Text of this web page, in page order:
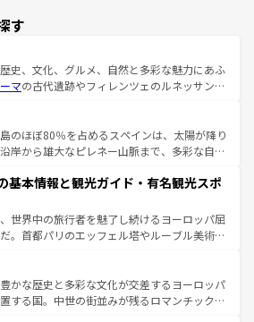
す
史、文化、グルメ、自然と多彩な魅力にあふ
マの古代遺跡やフィレンツェのルネッサンス
ーナの美しい田園風景やアマルフィ海岸の絶
景観も見逃せない。観光の合間には、本場の
など、絶品のイタリア料理を堪能することも
イタリアで、忘れられない旅をしてみよう！
イタリア情報は
のほぼ80％を占めるスペインは、太陽が降り
岸から雄大なピレネー山脈まで、多彩な自然
この国では、情熱的なフラメンコ、熱気あふ
して美味しいタパスが生活の一部となってい
リードの洗練された雰囲気や、バルセロナの
た街角から、地方では古代ローマ遺跡や中世
よって風土や気候が異なるスペインはその個
性で訪れる人を魅了する。 なお、新着のスペイン情報は コ
を参照してほしい。
基本情報と観光ガイド・有名観光スポ
世界中の旅行者を魅了し続けるヨーロッパ屈
。首都パリのエッフェル塔やルーブル美術館
力が詰まっている。華麗な宮殿、歴史的な大
ビーチ、そして豊かな自然が、訪れる者を心
。また、フランスは美食の国としても知ら
かな歴史と多彩な文化が交差するヨーロッパ
する国。中世の街並みが残るロマンチック街